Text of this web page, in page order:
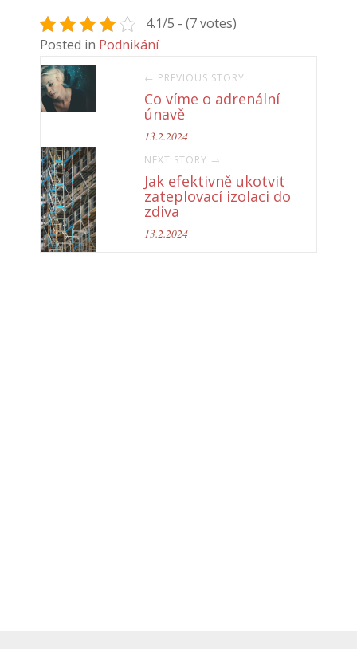
4.1/5 - (7 votes)
Posted in Podnikání
← PREVIOUS STORY
Co víme o adrenální
únavě
13.2.2024
NEXT STORY →
Jak efektivně ukotvit
zateplovací izolaci do
zdiva
13.2.2024